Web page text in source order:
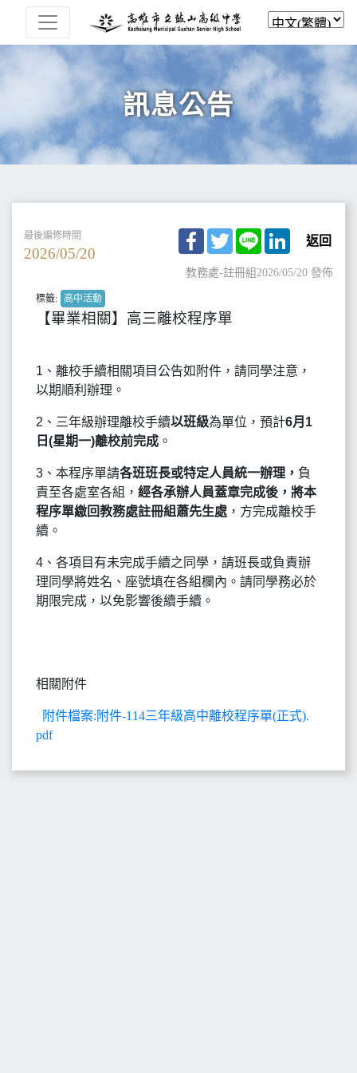
訊息公告
最後編修時間
2026/05/20
Facebook
TwitterLine LinkedIn
返回
教務處-註冊組2026/05/20 發佈
標籤: 高中活動
【畢業相關】高三離校程序單
1 、離校手續相關項目公告如附件，請同學注意，
以期順利辦理。
2 、三年級辦理離校手續以班級為單位，預計6月1
日(星期一)離校前完成 。
3 、本程序單請各班班長或特定人員統一辦理， 負
責至各處室各組， 經各承辦人員蓋章完成後，將本
程序單繳回教務處註冊組蕭先生處 ，方完成離校手
續。
4 、各項目有未完成手續之同學，請班長或負責辦
理同學將姓名、座號填在各組欄內。請同學務必於
期限完成，以免影響後續手續。
相關附件
附件檔案:附件-114三年級高中離校程序單(正式).
pdf